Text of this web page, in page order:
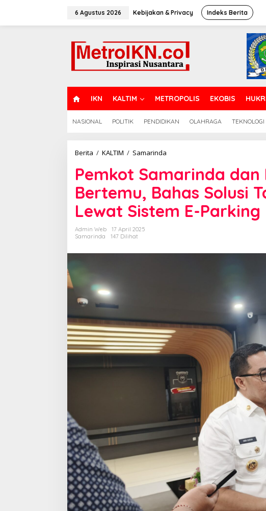
6 Agustus 2026 Kebijakan & Privacy Indeks Berita
O
M
IKN KALTIM METROPOLIS EKOBIS
NASIONAL POLITIK PENDIDIKAN OLAHRAGA TEKNOLOGI
Berita / KALTIM / Samarinda
dan
Bank
Mandiri
Bertemu,
Bahas
Solusi
Lewat
Pemkot Samarinda dan
Bertemu, Bahas Solusi
Lewat Sistem E-Parking
Admin Web
17 April 2025
Samarinda
147 Dilihat